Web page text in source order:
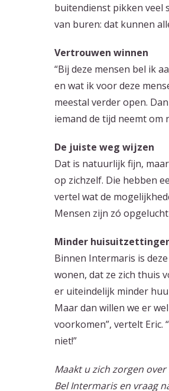
buitendienst pikken veel
van buren: dat kunnen
Vertrouwen winnen
“Bij deze mensen bel ik
en wat ik voor deze
meestal verder open.
iemand de tijd neemt om
De juiste weg wijzen
Dat is natuurlijk fijn,
op zichzelf. Die hebben
vertel wat de
Mensen zijn zó
Minder
Binnen Intermaris is
wonen, dat ze zich thuis
er uiteindelijk minder
Maar dan willen we er
voorkomen”, vertelt
niet!”
Maakt u zich zorgen
Bel Intermaris en vraag